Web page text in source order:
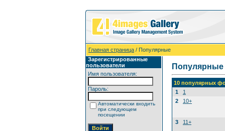
Главная страница / Популярные
Зарегистрированные
пользователи
Имя пользователя:
Пароль:
Автоматически входить
при следующем
посещении
Популярные
10 популярных
1
1
2
10+
3 11+